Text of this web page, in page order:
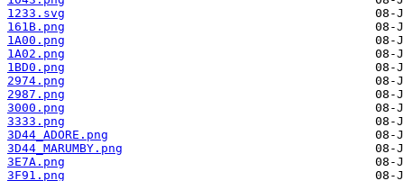
1233.svg
161B.png
1A00.png
1A02.png
1BD0.png
2974.png
2987.png
3000.png
3333.png
3D44_ADORE.png
3D44_MARUMBY.png
3E7A.png
3F91.png